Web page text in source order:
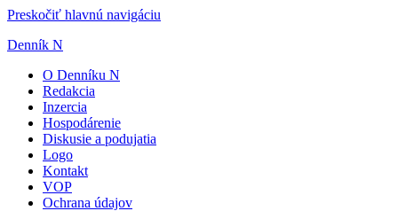
Preskočiť hlavnú navigáciu
Denník N
O Denníku N
Redakcia
Inzercia
Hospodárenie
Diskusie a podujatia
Logo
Kontakt
VOP
Ochrana údajov